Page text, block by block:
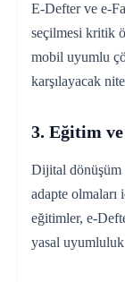
E-Defter ve e-
seçilmesi kritik
mobil uyumlu
karşılayacak
3. Eğitim
Dijital dönüşüm
adapte olmaları
eğitimler, e-
yasal uyumluluk